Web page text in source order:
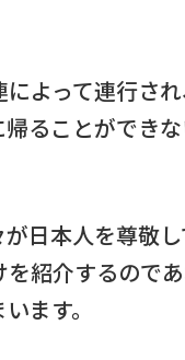
よって連行さ
ることができ
日本人を尊敬
紹介するので
ます。